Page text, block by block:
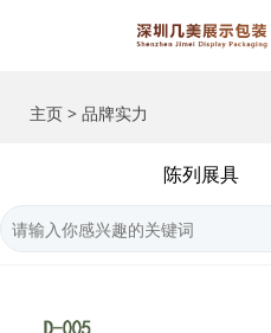
主页 > 品牌实力
陈列展具